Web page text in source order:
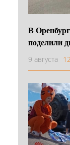
В
поделили
9 августа